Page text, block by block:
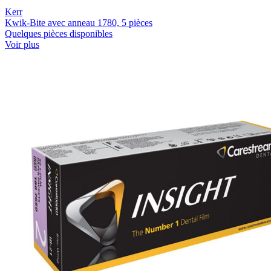
Kerr
Kwik-Bite avec anneau 1780, 5 pièces
Quelques pièces disponibles
Voir plus